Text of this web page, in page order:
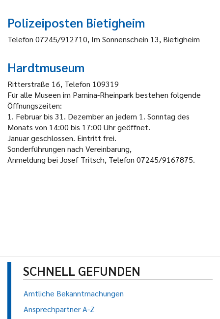
Polizeiposten Bietigheim
Telefon 07245/912710, Im Sonnenschein 13, Bietigheim
Hardtmuseum
Ritterstraße 16, Telefon 109319
Für alle Museen im Pamina-Rheinpark bestehen folgende
Öffnungszeiten:
1. Februar bis 31. Dezember an jedem 1. Sonntag des
Monats von 14:00 bis 17:00 Uhr geöffnet.
Januar geschlossen. Eintritt frei.
Sonderführungen nach Vereinbarung,
Anmeldung bei Josef Tritsch, Telefon 07245/9167875.
SCHNELL GEFUNDEN
Amtliche Bekanntmachungen
Ansprechpartner A-Z